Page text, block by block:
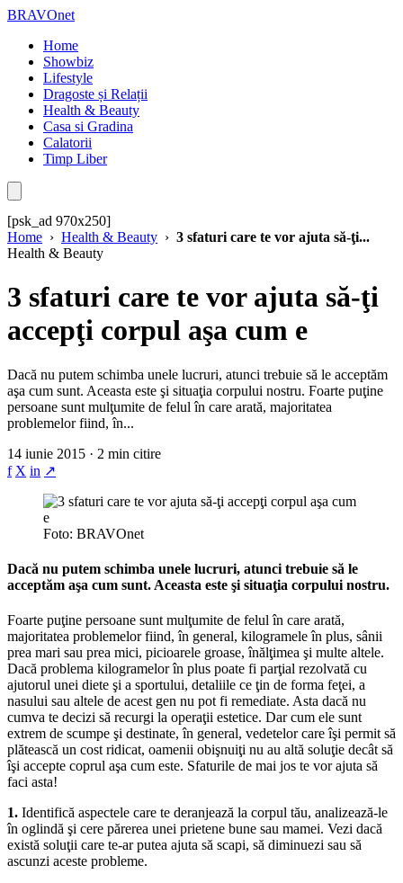
BRAVOnet
Home
Showbiz
Lifestyle
Dragoste și Relații
Health & Beauty
Casa si Gradina
Calatorii
Timp Liber
[psk_ad 970x250]
Home › Health & Beauty › 3 sfaturi care te vor ajuta să-ţi...
Health & Beauty
3 sfaturi care te vor ajuta să-ţi
accepţi corpul aşa cum e
Dacă nu putem schimba unele lucruri, atunci trebuie să le acceptăm
aşa cum sunt. Aceasta este şi situaţia corpului nostru. Foarte puţine
persoane sunt mulţumite de felul în care arată, majoritatea
problemelor fiind, în...
14 iunie 2015 · 2 min citire
f X in ↗
Foto: BRAVOnet
Dacă nu putem schimba unele lucruri, atunci trebuie să le
acceptăm aşa cum sunt. Aceasta este şi situaţia corpului nostru.
Foarte puţine persoane sunt mulţumite de felul în care arată,
majoritatea problemelor fiind, în general, kilogramele în plus, sânii
prea mari sau prea mici, picioarele groase, înălţimea şi multe altele.
Dacă problema kilogramelor în plus poate fi parţial rezolvată cu
ajutorul unei diete şi a sportului, detaliile ce ţin de forma feţei, a
nasului sau altele de acest gen nu pot fi remediate. Asta dacă nu
cumva te decizi să recurgi la operaţii estetice. Dar cum ele sunt
extrem de scumpe şi destinate, în general, vedetelor care îşi permit să
plătească un cost ridicat, oamenii obişnuiţi nu au altă soluţie decât să
îşi accepte coprul aşa cum este. Sfaturile de mai jos te vor ajuta să
faci asta!
1. Identifică aspectele care te deranjează la corpul tău, analizează-le
în oglindă şi cere părerea unei prietene bune sau mamei. Vezi dacă
există soluţii care te-ar putea ajuta să scapi, să diminuezi sau să
ascunzi aceste probleme.